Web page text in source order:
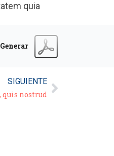
quia
Generar
SIGUIENTE
nostrud